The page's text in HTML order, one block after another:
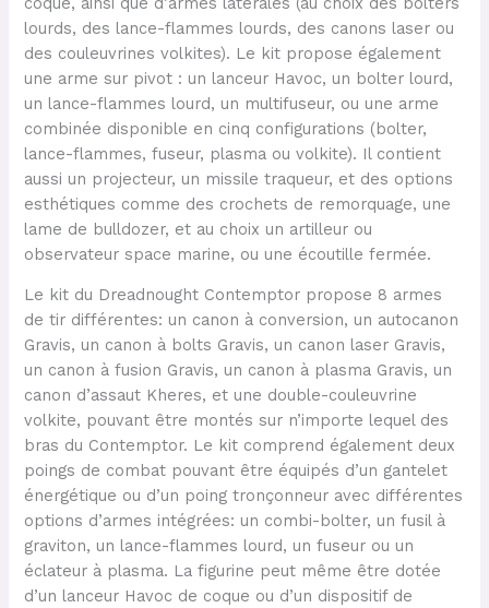
lourds, des lance-flammes lourds, des canons laser ou
des couleuvrines volkites). Le kit propose également
une arme sur pivot : un lanceur Havoc, un bolter lourd,
un lance-flammes lourd, un multifuseur, ou une arme
combinée disponible en cinq configurations (bolter,
lance-flammes, fuseur, plasma ou volkite). Il contient
aussi un projecteur, un missile traqueur, et des options
esthétiques comme des crochets de remorquage, une
lame de bulldozer, et au choix un artilleur ou
observateur space marine, ou une écoutille fermée.
Le kit du Dreadnought Contemptor propose 8 armes
de tir différentes: un canon à conversion, un autocanon
Gravis, un canon à bolts Gravis, un canon laser Gravis,
un canon à fusion Gravis, un canon à plasma Gravis, un
canon d’assaut Kheres, et une double-couleuvrine
volkite, pouvant être montés sur n’importe lequel des
bras du Contemptor. Le kit comprend également deux
poings de combat pouvant être équipés d’un gantelet
énergétique ou d’un poing tronçonneur avec différentes
options d’armes intégrées: un combi-bolter, un fusil à
graviton, un lance-flammes lourd, un fuseur ou un
éclateur à plasma. La figurine peut même être dotée
d’un lanceur Havoc de coque ou d’un dispositif de